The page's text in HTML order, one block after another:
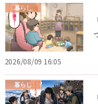
暮らし
2026/08/09 16:05
暮らし